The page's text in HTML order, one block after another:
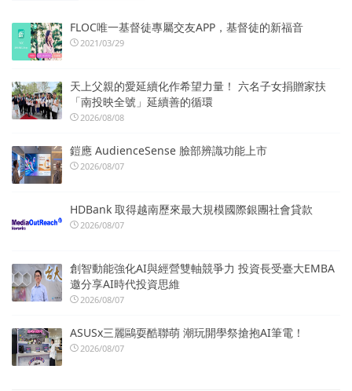
FLOC唯一基督徒專屬交友APP，基督徒的新福音
2021/03/29
天上父親的愛延續化作希望力量！ 六名子女捐贈家扶
「南投映全號」延續善的循環
2026/08/08
鎧應 AudienceSense 臉部辨識功能上市
2026/08/07
HDBank 取得越南歷來最大規模國際銀團社會貸款
2026/08/07
創智動能強化AI與經營雙軸競爭力 投資長受臺大EMBA
邀分享AI時代投資思維
2026/08/07
ASUSx三麗鷗耍酷聯萌 潮玩開學祭搶抱AI筆電！
2026/08/07